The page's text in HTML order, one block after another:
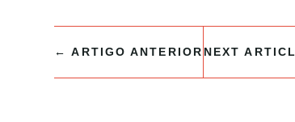
←ARTIGO ANTERIOR NEXT